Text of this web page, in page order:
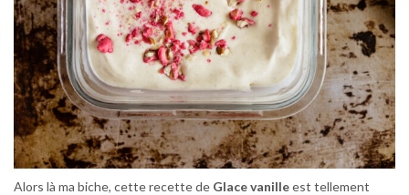
Alors là ma biche, cette recette de Glace vanilleest tellement